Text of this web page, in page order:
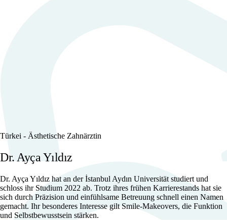
Türkei - Ästhetische Zahnärztin
Dr. Ayça Yıldız
Dr. Ayça Yıldız hat an der İstanbul Aydın Universität studiert und
schloss ihr Studium 2022 ab. Trotz ihres frühen Karrierestands hat sie
sich durch Präzision und einfühlsame Betreuung schnell einen Namen
gemacht. Ihr besonderes Interesse gilt Smile-Makeovers, die Funktion
und Selbstbewusstsein stärken.